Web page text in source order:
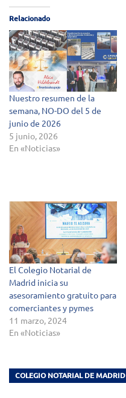
Relacionado
Nuestro resumen de la
semana, NO-DO del 5 de
junio de 2026
5 junio, 2026
En «Noticias»
El Colegio Notarial de
Madrid inicia su
asesoramiento gratuito para
comerciantes y pymes
11 marzo, 2024
En «Noticias»
COLEGIO NOTARIAL DE MADRID